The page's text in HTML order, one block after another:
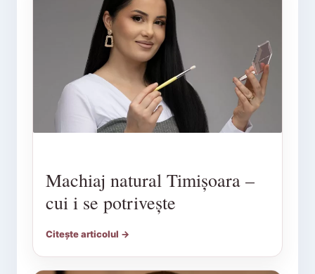
Machiaj natural Timișoara –
cui i se potrivește
Citește articolul →